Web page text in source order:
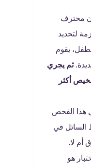
محترف
لتحديد
يقوم
ثم يجري
أكثر
هذا الفحص
السائل في
أم لا.
هو